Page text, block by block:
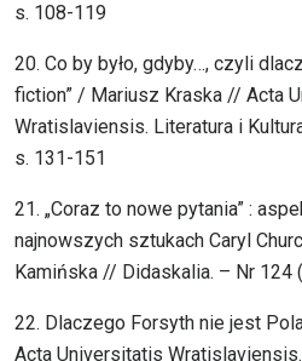
s. 108-119
20. Co by było, gdyby…, czyli
fiction” / Mariusz Kraska // Acta
Wratislaviensis. Literatura i
s. 131-151
21. „Coraz to nowe pytania” :
najnowszych sztukach Caryl
Kamińska // Didaskalia. – Nr 124
22. Dlaczego Forsyth nie jest
Acta Universitatis